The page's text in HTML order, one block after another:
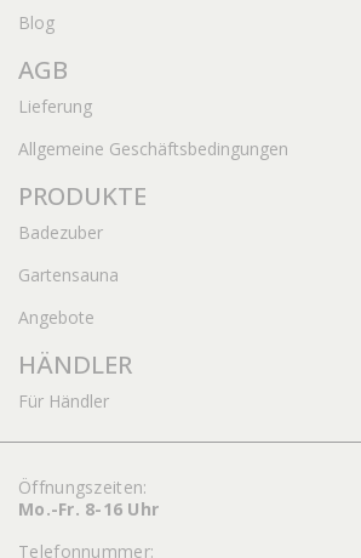
Blog
AGB
Lieferung
Allgemeine Geschäftsbedingungen
PRODUKTE
Badezuber
Gartensauna
Angebote
HÄNDLER
Für Händler
Öffnungszeiten:
Mo.-Fr. 8-16 Uhr
Telefonnummer: